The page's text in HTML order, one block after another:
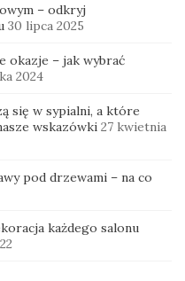
– odkryj
30 lipca 2025
okazje – jak wybrać
2024
się w sypialni, a które
wskazówki 27 kwietnia
pod drzewami – na co
każdego salonu